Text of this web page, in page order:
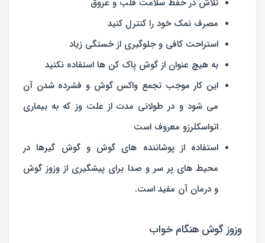
تلاش در حفظ سلامت قلب و عروق
مصرف نمک خود را کنترل کنید
استراحت کافی و جلوگیری از خستگی زیاد
به هیچ عنوان از گوش پاک کن ها استفاده نکنید
این کار موجب تجمع واکس گوش و فشرده شدن آن
می شود و در طولانی مدت از علت وز که به بیماری
اتواسکلرزو معروف است
استفاده از پوشاننده های گوش و گوش گیرها در
محیط های پر سر و صدا برای پیشگیری از وزوز گوش
و درمان آن مفید است.
وزوز گوش هنگام خواب